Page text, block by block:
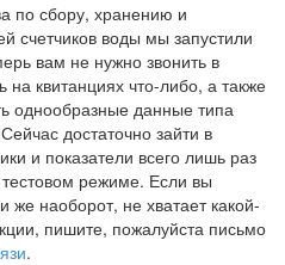
по сбору, хранению и
счетчиков воды мы запустили
вам не нужно звонить в
на квитанциях что-либо, а также
однообразные данные типа
достаточно зайти в
и показатели всего лишь раз
режиме. Если вы
наоборот, не хватает какой-
пишите, пожалуйста письмо
.